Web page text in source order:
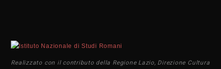
Realizzato con il contributo della Regione Lazio, Direzione Cultura